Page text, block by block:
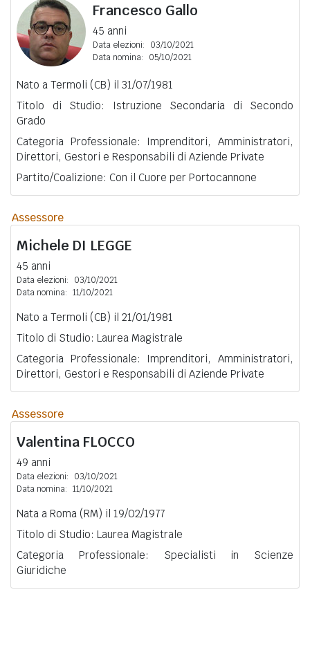
Francesco Gallo
45 anni
Data elezioni:
03/10/2021
Data nomina:
05/10/2021
Nato a Termoli (CB) il 31/07/1981
Titolo di Studio: Istruzione Secondaria di Secondo
Grado
Categoria Professionale: Imprenditori, Amministratori,
Direttori, Gestori e Responsabili di Aziende Private
Partito/Coalizione: Con il Cuore per Portocannone
Assessore
Michele DI LEGGE
45 anni
Data elezioni:
03/10/2021
Data nomina: 11/10/2021
Nato a Termoli (CB) il 21/01/1981
Titolo di Studio: Laurea Magistrale
Categoria Professionale: Imprenditori, Amministratori,
Direttori, Gestori e Responsabili di Aziende Private
Assessore
Valentina FLOCCO
49 anni
Data elezioni:
03/10/2021
Data nomina: 11/10/2021
Nata a Roma (RM) il 19/02/1977
Titolo di Studio: Laurea Magistrale
Categoria Professionale: Specialisti in Scienze
Giuridiche